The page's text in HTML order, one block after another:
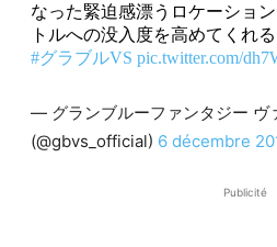
なった緊迫感漂うロケーショ
トルへの没入度を高めてくれ
#グラブルVS pic.twitter.com/
— グランブルーファンタジー ヴ
(@gbvs_official) 6 décembre
Publicité